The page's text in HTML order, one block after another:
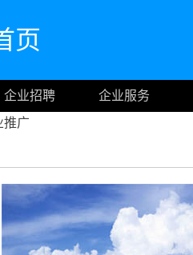
页
企业招聘 企业服务
推广